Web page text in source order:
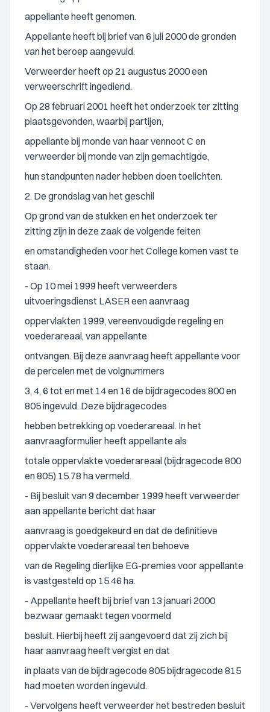
appellante heeft genomen.
Appellante heeft bij brief van 6 juli 2000 de gronden
van het beroep aangevuld.
Verweerder heeft op 21 augustus 2000 een
verweerschrift ingediend.
Op 28 februari 2001 heeft het onderzoek ter zitting
plaatsgevonden, waarbij partijen,
appellante bij monde van haar vennoot C en
verweerder bij monde van zijn gemachtigde,
hun standpunten nader hebben doen toelichten.
2. De grondslag van het geschil
Op grond van de stukken en het onderzoek ter
zitting zijn in deze zaak de volgende feiten
en omstandigheden voor het College komen vast te
staan.
- Op 10 mei 1999 heeft verweerders
uitvoeringsdienst LASER een aanvraag
oppervlakten 1999, vereenvoudigde regeling en
voederareaal, van appellante
ontvangen. Bij deze aanvraag heeft appellante voor
de percelen met de volgnummers
3, 4, 6 tot en met 14 en 16 de bijdragecodes 800 en
805 ingevuld. Deze bijdragecodes
hebben betrekking op voederareaal. In het
aanvraagformulier heeft appellante als
totale oppervlakte voederareaal (bijdragecode 800
en 805) 15.78 ha vermeld.
- Bij besluit van 9 december 1999 heeft verweerder
aan appellante bericht dat haar
aanvraag is goedgekeurd en dat de definitieve
oppervlakte voederareaal ten behoeve
van de Regeling dierlijke EG-premies voor appellante
is vastgesteld op 15.46 ha.
- Appellante heeft bij brief van 13 januari 2000
bezwaar gemaakt tegen voormeld
besluit. Hierbij heeft zij aangevoerd dat zij zich bij
haar aanvraag heeft vergist en dat
in plaats van de bijdragecode 805 bijdragecode 815
had moeten worden ingevuld.
- Vervolgens heeft verweerder het bestreden besluit